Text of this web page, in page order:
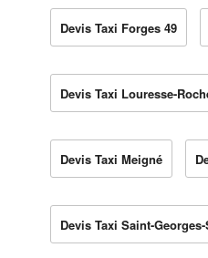
Devis Taxi Forges 49
Devis Taxi Louresse-
Devis Taxi Meigné
Devis Taxi Saint-